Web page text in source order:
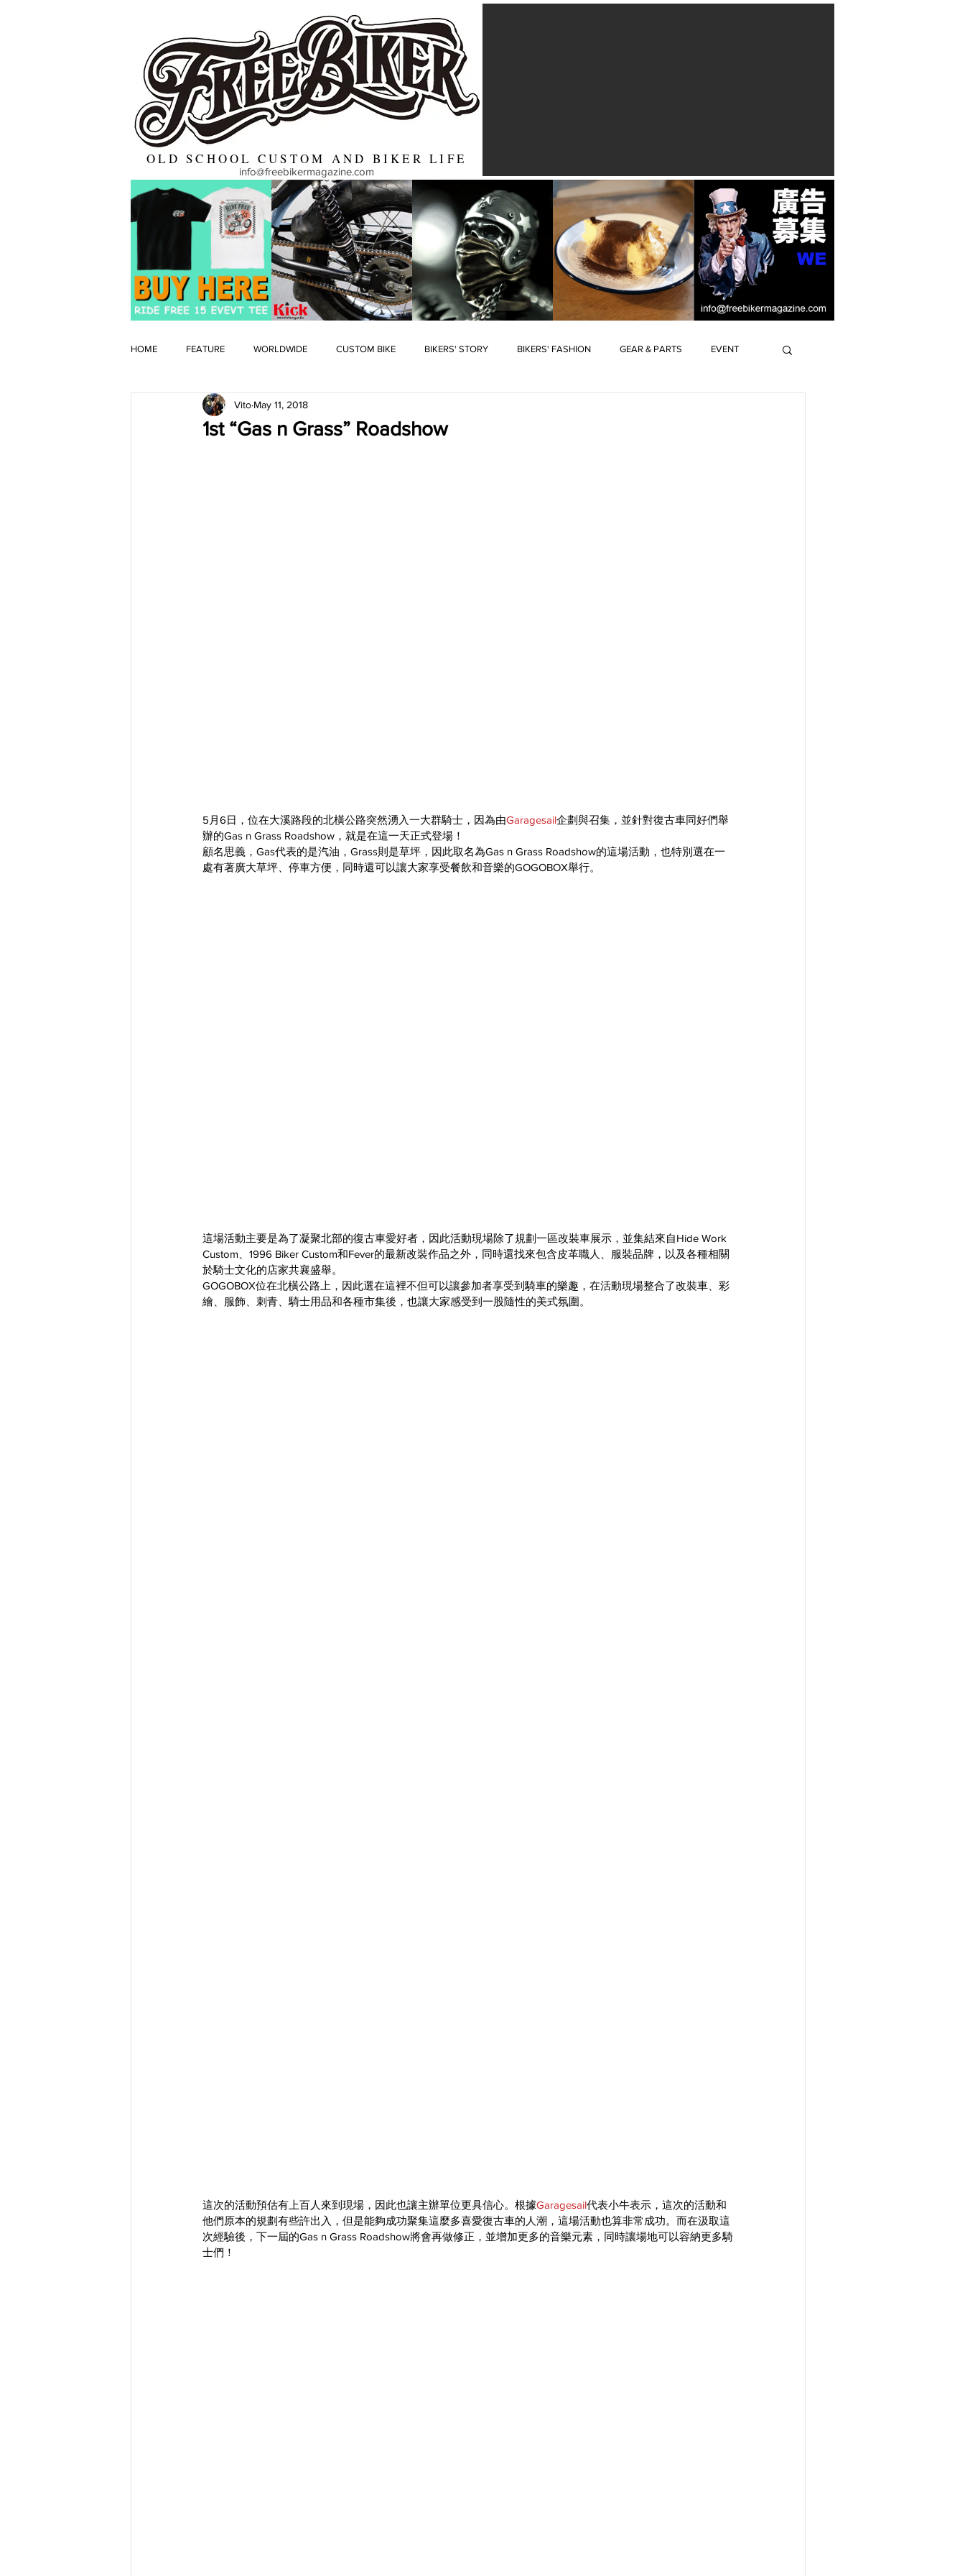
OLD SCHOOL CUSTOM AND BIKER LIFE
info@freebikermagazine.com
HOME FEATURE WORLDWIDE CUSTOM BIKE BIKERS' STORY BIKERS' FASHION GEAR & PARTS EVENT
OLD TIMER
1st “Gas n Grass” Roadshow
Vito May 11, 2018
5月6日，位在大溪路段的北橫公路突然湧入一大群騎士，因為由Garagesail企劃與召集，並針對復古車同好們舉
辦的Gas n Grass Roadshow，就是在這一天正式登場！
顧名思義，Gas代表的是汽油，Grass則是草坪，因此取名為Gas n Grass Roadshow的這場活動，也特別選在一
處有著廣大草坪、停車方便，同時還可以讓大家享受餐飲和音樂的GOGOBOX舉行。
這場活動主要是為了凝聚北部的復古車愛好者，因此活動現場除了規劃一區改裝車展示，並集結來自Hide Work
Custom、1996 Biker Custom和Fever的最新改裝作品之外，同時還找來包含皮革職人、服裝品牌，以及各種相關
於騎士文化的店家共襄盛舉。
GOGOBOX位在北橫公路上，因此選在這裡不但可以讓參加者享受到騎車的樂趣，在活動現場整合了改裝車、彩
繪、服飾、刺青、騎士用品和各種市集後，也讓大家感受到一股隨性的美式氛圍。
這次的活動預估有上百人來到現場，因此也讓主辦單位更具信心。根據Garagesail代表小牛表示，這次的活動和
他們原本的規劃有些許出入，但是能夠成功聚集這麼多喜愛復古車的人潮，這場活動也算非常成功。而在汲取這
次經驗後，下一屆的Gas n Grass Roadshow將會再做修正，並增加更多的音樂元素，同時讓場地可以容納更多騎
士們！